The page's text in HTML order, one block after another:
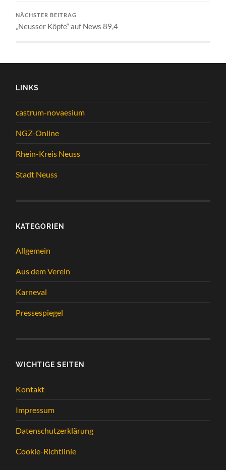
NÄCHSTER BEITRAG
„Neusser Köpfe“ auf News 89,4
LINKS
castrum-novaesium
NGZ-Online
Rhein-Kreis Neuss
Stadt Neuss
KATEGORIEN
Allgemein
Aus dem Verein
Karneval
Pressespiegel
WICHTIGE SEITEN
Kontakt
Impressum
Datenschutzerklärung
Cookie-Richtlinie